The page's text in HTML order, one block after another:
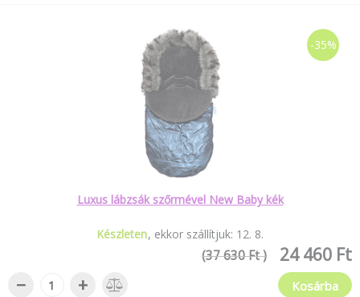
-35%
Luxus lábzsák szőrmével New Baby kék
Készleten ekkor szállítjuk: 12. 8.
24 460 Ft
(37 630 Ft )
− + Kosárba